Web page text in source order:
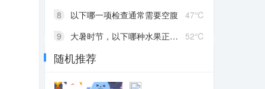
47℃
8
以下哪一项检查通常需要空腹
52℃
9
大暑时节，以下哪种水果正是成熟之际
10 手机快充主要采用哪种方式提升充电速度
随机推荐